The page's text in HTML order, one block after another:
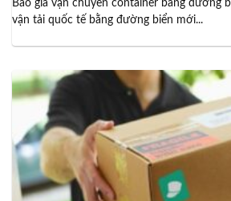
Báo giá vận chuyển container bằng đường
vận tải quốc tế bằng đường biển mới...